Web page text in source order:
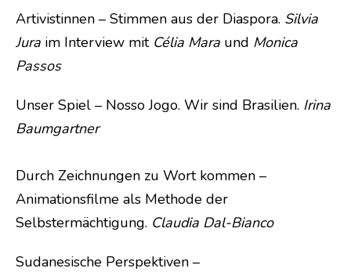
Artivistinnen – Stimmen aus der Diaspora. Silvia
Jura im Interview mit Célia Mara und Monica
Passos
Unser Spiel – Nosso Jogo. Wir sind Brasilien. Irina
Baumgartner
Durch Zeichnungen zu Wort kommen –
Animationsfilme als Methode der
Selbstermächtigung. Claudia Dal-Bianco
Sudanesische Perspektiven –